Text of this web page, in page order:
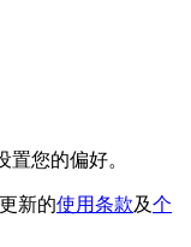
置您的偏好。
新的使用条款及个